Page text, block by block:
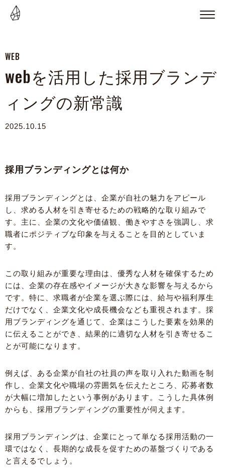
WEB
webを活用した採用ブランデ
ィングの新常識
2025.10.15
採用ブランディングとは何か
採用ブランディングとは、企業が自社の魅力をアピール
し、求める人材を引き寄せるための戦略的な取り組みで
す。主に、企業の文化や価値観、働きやすさを強調し、求
職者にポジティブな印象を与えることを目的としていま
す。
この取り組みが重要な理由は、優秀な人材を確保するため
には、企業の存在感やイメージが大きな影響を与えるから
です。特に、求職者が企業を選ぶ際には、給与や福利厚生
だけでなく、企業文化や成長機会なども重視されます。採
用ブランディングを通じて、企業はこうした要素を効果的
に伝えることができ、結果的に適切な人材を引き寄せるこ
とが可能になります。
例えば、ある企業が自社の社員の声を取り入れた動画を制
作し、企業文化や職場の雰囲気を伝えたところ、応募者数
が大幅に増加したという事例があります。こうした具体例
からも、採用ブランディングの重要性が伺えます。
採用ブランディングは、企業にとって単なる採用活動の一
環ではなく、長期的な成長を促すための基盤づくりである
と言えるでしょう。